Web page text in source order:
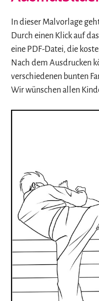
In dieser Malvorlage
Durch einen Klick auf
eine PDF-Datei, die
Nach dem Ausdrucken
verschiedenen bunten
Wir wünschen allen